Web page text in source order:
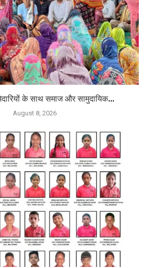
के साथ समाज और सामुदायिक...
August 8, 2026